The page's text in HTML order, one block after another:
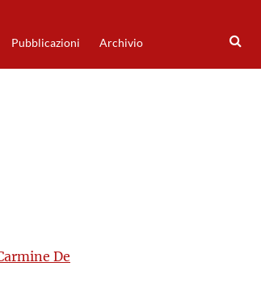
Pubblicazioni Archivio
De